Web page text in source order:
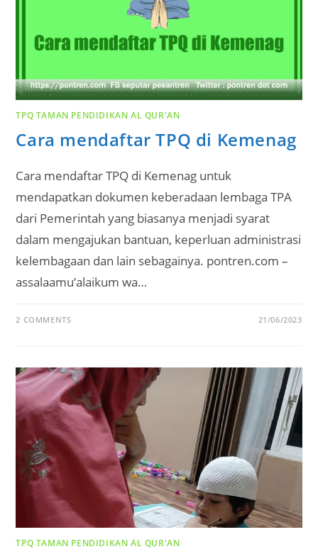
TPQ TAMAN PENDIDIKAN AL QUR'AN
Cara mendaftar TPQ di Kemenag
Cara mendaftar TPQ di Kemenag untuk
mendapatkan dokumen keberadaan lembaga TPA
dari Pemerintah yang biasanya menjadi syarat
dalam mengajukan bantuan, keperluan administrasi
kelembagaan dan lain sebagainya. pontren.com –
assalaamu’alaikum wa…
2 COMMENTS 21/06/2023
TPQ TAMAN PENDIDIKAN AL QUR'AN